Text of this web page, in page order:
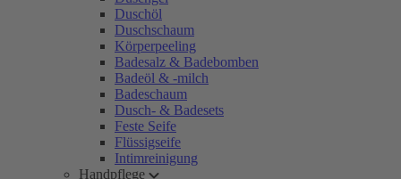
Duschöl
Duschschaum
Körperpeeling
Badesalz & Badebomben
Badeöl & -milch
Badeschaum
Dusch- & Badesets
Feste Seife
Flüssigseife
Intimreinigung
Handpflege